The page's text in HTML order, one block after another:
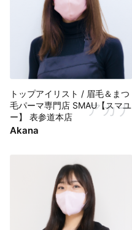
トップアイリスト / 眉毛＆まつ
毛パーマ専門店 SMAU【スマユ
ー】 表参道本店
Akana
アカナ